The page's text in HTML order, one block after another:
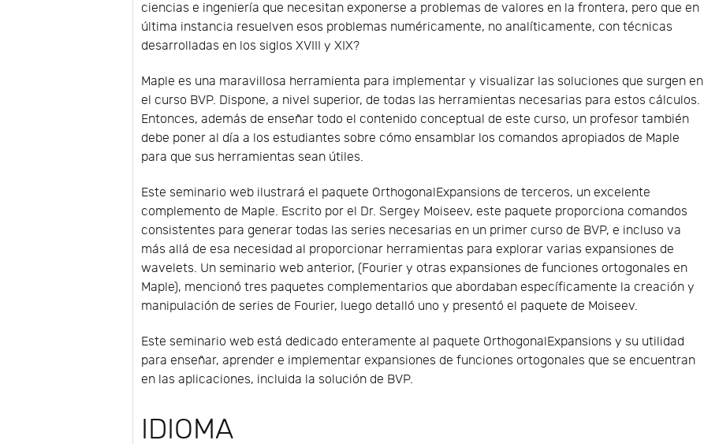
ciencias e ingeniería que necesitan exponerse a problemas de valores en la frontera, pero que en
última instancia resuelven esos problemas numéricamente, no analíticamente, con técnicas
desarrolladas en los siglos XVIII y XIX?
Maple es una maravillosa herramienta para implementar y visualizar las soluciones que surgen en
el curso BVP. Dispone, a nivel superior, de todas las herramientas necesarias para estos cálculos.
Entonces, además de enseñar todo el contenido conceptual de este curso, un profesor también
debe poner al día a los estudiantes sobre cómo ensamblar los comandos apropiados de Maple
para que sus herramientas sean útiles.
Este seminario web ilustrará el paquete OrthogonalExpansions de terceros, un excelente
complemento de Maple. Escrito por el Dr. Sergey Moiseev, este paquete proporciona comandos
consistentes para generar todas las series necesarias en un primer curso de BVP, e incluso va
más allá de esa necesidad al proporcionar herramientas para explorar varias expansiones de
wavelets. Un seminario web anterior, (Fourier y otras expansiones de funciones ortogonales en
Maple), mencionó tres paquetes complementarios que abordaban específicamente la creación y
manipulación de series de Fourier, luego detalló uno y presentó el paquete de Moiseev.
Este seminario web está dedicado enteramente al paquete OrthogonalExpansions y su utilidad
para enseñar, aprender e implementar expansiones de funciones ortogonales que se encuentran
en las aplicaciones, incluida la solución de BVP.
IDIOMA